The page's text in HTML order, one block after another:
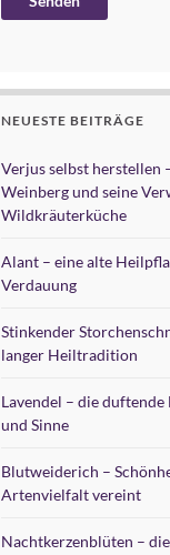
NEUESTE BEITRÄGE
Verjus selbst herstellen
Weinberg und seine
Wildkräuterküche
Alant – eine alte
Verdauung
Stinkender
langer Heiltradition
Lavendel – die
und Sinne
Blutweiderich –
Artenvielfalt vereint
Nachtkerzenblüten –